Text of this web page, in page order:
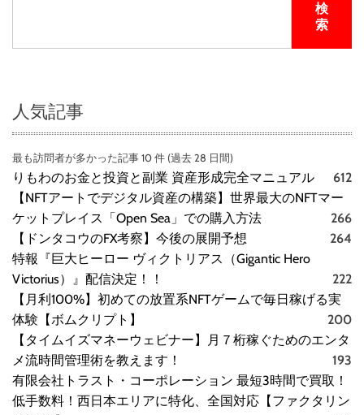
検
索
人気記事
最も訪問者が多かった記事 10 件 (過去 28 日間)
りもわのお金と投資と副業 資産形成完全マニュアル
612
【NFTアートでデジタル資産の構築】世界最大のNFTマー
ケットプレイス「Open Sea」での購入方法
266
【ドンタコウのFX考察】今後の展開予想
264
特報『巨大ヒーロー ヴィクトリアス（Gigantic Hero
Victorius）』配信決定！！
222
【月利100%】初めての放置系NFTゲームで毎日稼げる実
体験【ボムクリプト】
200
【タイムイズマネーウェビナー】月７桁稼ぐためのエンタ
メ流時間管理術を教えます！
193
有限会社トラスト・コーポレーション 最短3時間で買取！
低手数料！西日本エリアに特化、全国対応【ファクタリン